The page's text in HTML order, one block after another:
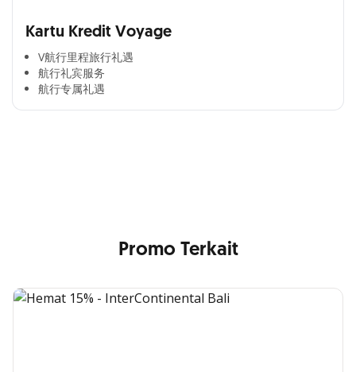
Kartu Kredit Voyage
V航行里程旅行礼遇
航行礼宾服务
航行专属礼遇
Cross Selling Banner Global
Promo Terkait